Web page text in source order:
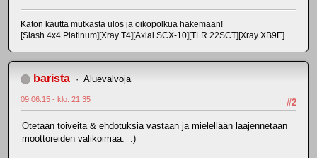
Katon kautta mutkasta ulos ja oikopolkua hakemaan!
[Slash 4x4 Platinum][Xray T4][Axial SCX-10][TLR 22SCT][Xray XB9E]
barista Aluevalvoja
#2
09.06.15 - klo: 21.35
Otetaan toiveita & ehdotuksia vastaan ja mielellään laajennetaan
moottoreiden valikoimaa. :)